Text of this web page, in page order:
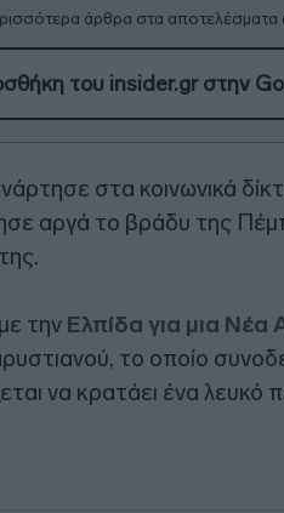
άρθρα στα αποτελέσματα
του insider.gr στην
στα κοινωνικά
αργά το βράδυ της
την Ελπίδα για μια Νέα
το οποίο
να κρατάει ένα λευκό